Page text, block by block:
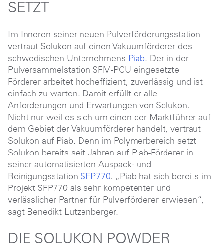
SETZT
Im Inneren seiner neuen Pulverförderungsstation
vertraut Solukon auf einen Vakuumförderer des
schwedischen Unternehmens Piab. Der in der
Pulversammelstation SFM-PCU eingesetzte
Förderer arbeitet hocheffizient, zuverlässig und ist
einfach zu warten. Damit erfüllt er alle
Anforderungen und Erwartungen von Solukon.
Nicht nur weil es sich um einen der Marktführer auf
dem Gebiet der Vakuumförderer handelt, vertraut
Solukon auf Piab. Denn im Polymerbereich setzt
Solukon bereits seit Jahren auf Piab-Förderer in
seiner automatisierten Auspack- und
Reinigungsstation SFP770. „Piab hat sich bereits im
Projekt SFP770 als sehr kompetenter und
verlässlicher Partner für Pulverförderer erwiesen“,
sagt Benedikt Lutzenberger.
DIE SOLUKON POWDER